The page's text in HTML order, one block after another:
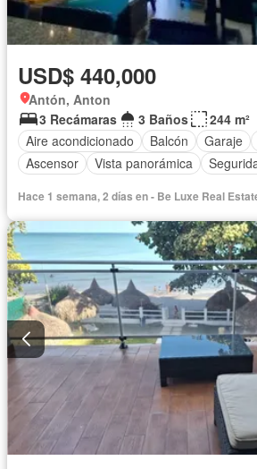
USD$ 440,000
Antón, Anton
3 Recámaras
3 Baños
244 m²
Aire acondicionado
Balcón Garaje
Ascensor
Vista panorámica
Hace 1 semana, 2 días en - Be Luxe Real